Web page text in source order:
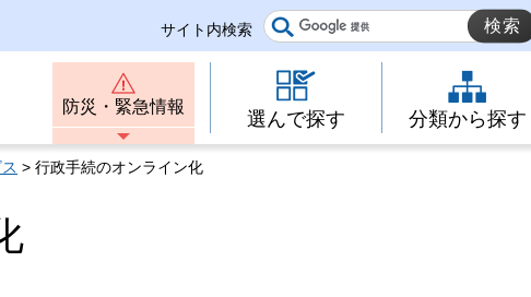
サイト内検索
防災・緊急情報
選んで探す 分類から探す
> 行政手続のオンライン化